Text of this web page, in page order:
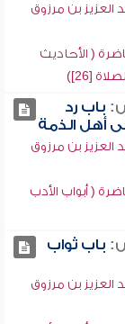
العزيز بن مرزوق
( الأحاديث
[26])
باب رد
أهل الذمة
العزيز بن مرزوق
( أبواب الأدب
باب ثواب
العزيز بن مرزوق